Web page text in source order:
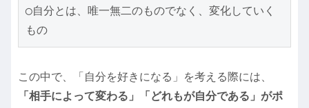
◯自分とは、唯一無二のものでなく、変化していく
もの
この中で、「自分を好きになる」を考える際には、
「相手によって変わる」「どれもが自分である」がポ